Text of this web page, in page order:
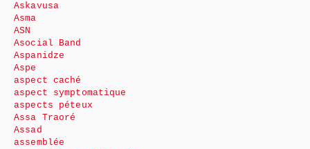
Askavusa
Asma
ASN
Asocial Band
Aspanidze
Aspe
aspect caché
aspect symptomatique
aspects péteux
Assa Traoré
Assad
assemblée